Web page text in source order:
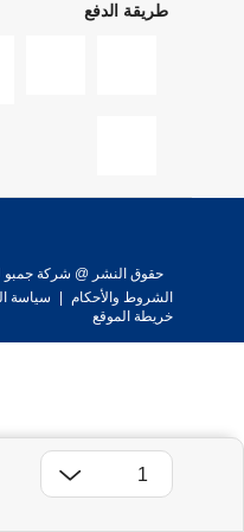
طريقة الدفع
حقوق النشر @ شركة جمبو
الشروط والأحكام
سياسة
خريطة الموقع